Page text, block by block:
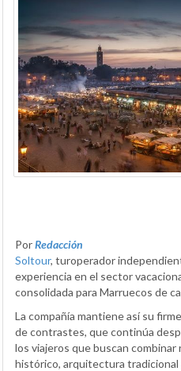
PorRedacción
Soltour, turoperador
experiencia en el sector
consolidada para Marruecos de
La compañía mantiene así su
de contrastes, que continúa
los viajeros que buscan
histórico, arquitectura tradicional